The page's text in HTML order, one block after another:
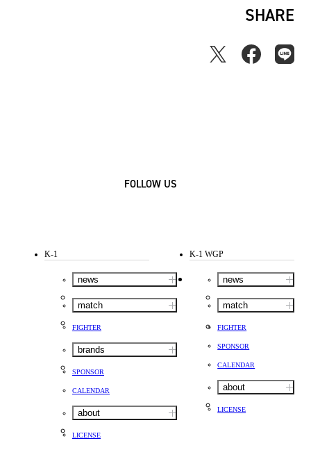
SHARE
FOLLOW US
K-1
news
match
FIGHTER
brands
SPONSOR
CALENDAR
about
LICENSE
K-1 WGP
news
match
FIGHTER
SPONSOR
CALENDAR
about
LICENSE